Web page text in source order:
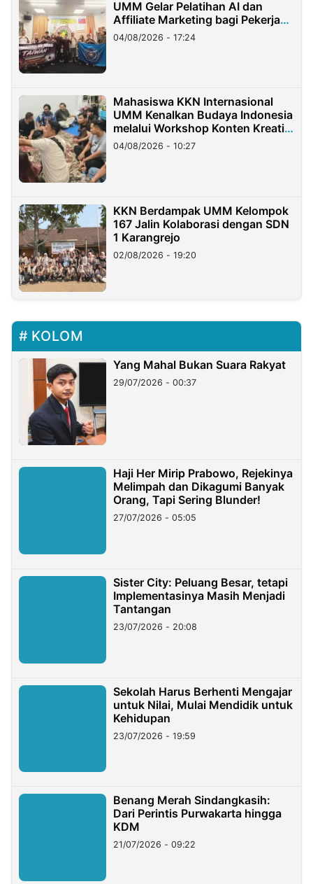
UMM Gelar Pelatihan AI dan
Affiliate Marketing bagi Pekerja
Migran Indonesia di Taiwan
04/08/2026 - 17:24
Mahasiswa KKN Internasional
UMM Kenalkan Budaya Indonesia
melalui Workshop Konten Kreatif
di Taiwan
04/08/2026 - 10:27
KKN Berdampak UMM Kelompok
167 Jalin Kolaborasi dengan SDN
1 Karangrejo
02/08/2026 - 19:20
KOLOM
Yang Mahal Bukan Suara Rakyat
29/07/2026 - 00:37
Haji Her Mirip Prabowo, Rejekinya
Melimpah dan Dikagumi Banyak
Orang, Tapi Sering Blunder!
27/07/2026 - 05:05
Sister City: Peluang Besar, tetapi
Implementasinya Masih Menjadi
Tantangan
23/07/2026 - 20:08
Sekolah Harus Berhenti Mengajar
untuk Nilai, Mulai Mendidik untuk
Kehidupan
23/07/2026 - 19:59
Benang Merah Sindangkasih:
Dari Perintis Purwakarta hingga
KDM
21/07/2026 - 09:22